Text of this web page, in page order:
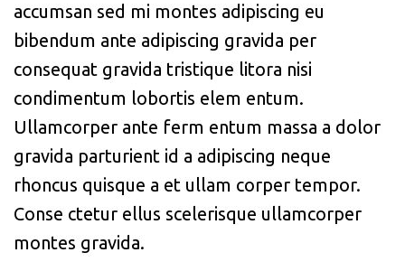
accumsan sed mi montes adipiscing eu
bibendum ante adipiscing gravida per
consequat gravida tristique litora nisi
condimentum lobortis elem entum.
Ullamcorper ante ferm entum massa a dolor
gravida parturient id a adipiscing neque
rhoncus quisque a et ullam corper tempor.
Conse ctetur ellus scelerisque ullamcorper
montes gravida.